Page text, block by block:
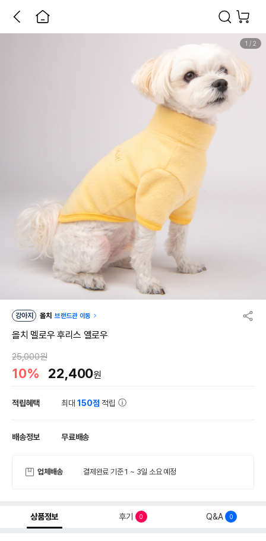
1 / 2
강아지 올치 브랜드관 이동
올치 멜로우 후리스 옐로우
25,000원
10% 22,400원
적립혜택 최대150점 적립
배송정보 무료배송
업체배송 결제완료 기준 1 ~ 3일 소요 예정
상품정보 후기 0 Q&A 0